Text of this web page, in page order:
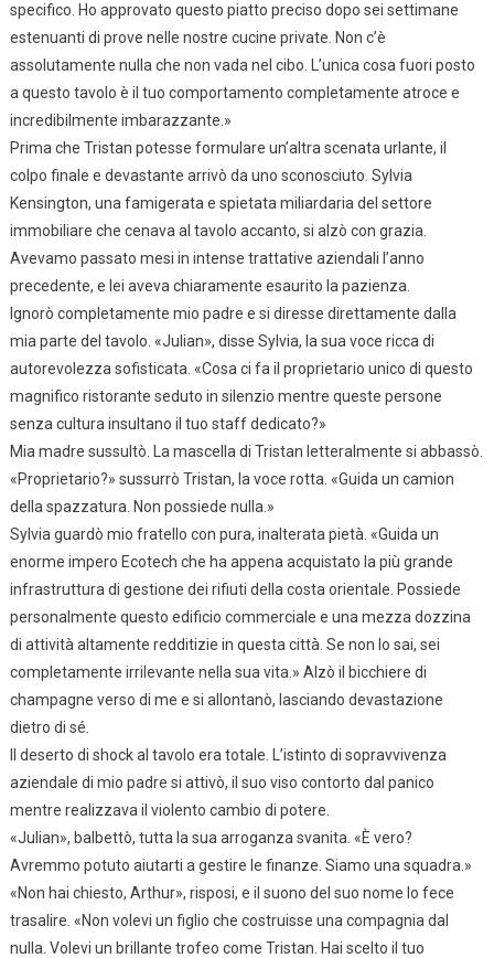
specifico. Ho approvato questo piatto preciso dopo sei settimane
estenuanti di prove nelle nostre cucine private. Non c’è
assolutamente nulla che non vada nel cibo. L’unica cosa fuori posto
a questo tavolo è il tuo comportamento completamente atroce e
incredibilmente imbarazzante.»
Prima che Tristan potesse formulare un’altra scenata urlante, il
colpo finale e devastante arrivò da uno sconosciuto. Sylvia
Kensington, una famigerata e spietata miliardaria del settore
immobiliare che cenava al tavolo accanto, si alzò con grazia.
Avevamo passato mesi in intense trattative aziendali l’anno
precedente, e lei aveva chiaramente esaurito la pazienza.
Ignorò completamente mio padre e si diresse direttamente dalla
mia parte del tavolo. «Julian», disse Sylvia, la sua voce ricca di
autorevolezza sofisticata. «Cosa ci fa il proprietario unico di questo
magnifico ristorante seduto in silenzio mentre queste persone
senza cultura insultano il tuo staff dedicato?»
Mia madre sussultò. La mascella di Tristan letteralmente si abbassò.
«Proprietario?» sussurrò Tristan, la voce rotta. «Guida un camion
della spazzatura. Non possiede nulla.»
Sylvia guardò mio fratello con pura, inalterata pietà. «Guida un
enorme impero Ecotech che ha appena acquistato la più grande
infrastruttura di gestione dei rifiuti della costa orientale. Possiede
personalmente questo edificio commerciale e una mezza dozzina
di attività altamente redditizie in questa città. Se non lo sai, sei
completamente irrilevante nella sua vita.» Alzò il bicchiere di
champagne verso di me e si allontanò, lasciando devastazione
dietro di sé.
Il deserto di shock al tavolo era totale. L’istinto di sopravvivenza
aziendale di mio padre si attivò, il suo viso contorto dal panico
mentre realizzava il violento cambio di potere.
«Julian», balbettò, tutta la sua arroganza svanita. «È vero?
Avremmo potuto aiutarti a gestire le finanze. Siamo una squadra.»
«Non hai chiesto, Arthur», risposi, e il suono del suo nome lo fece
trasalire. «Non volevi un figlio che costruisse una compagnia dal
nulla. Volevi un brillante trofeo come Tristan. Hai scelto il tuo